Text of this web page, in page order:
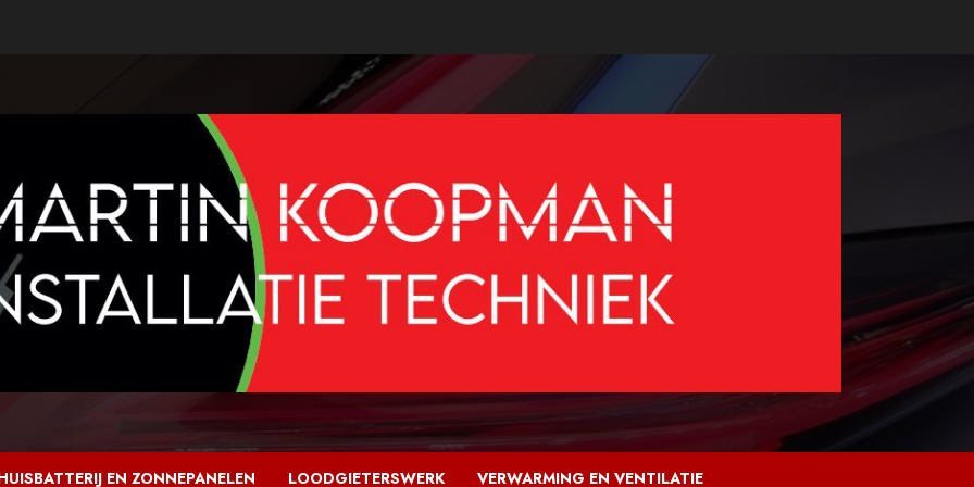
EN ZONNEPANELEN LOODGIETERSWERK VERWARMING EN VENTILATIE